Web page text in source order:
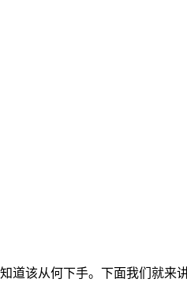
道该从何下手。下面我们就来